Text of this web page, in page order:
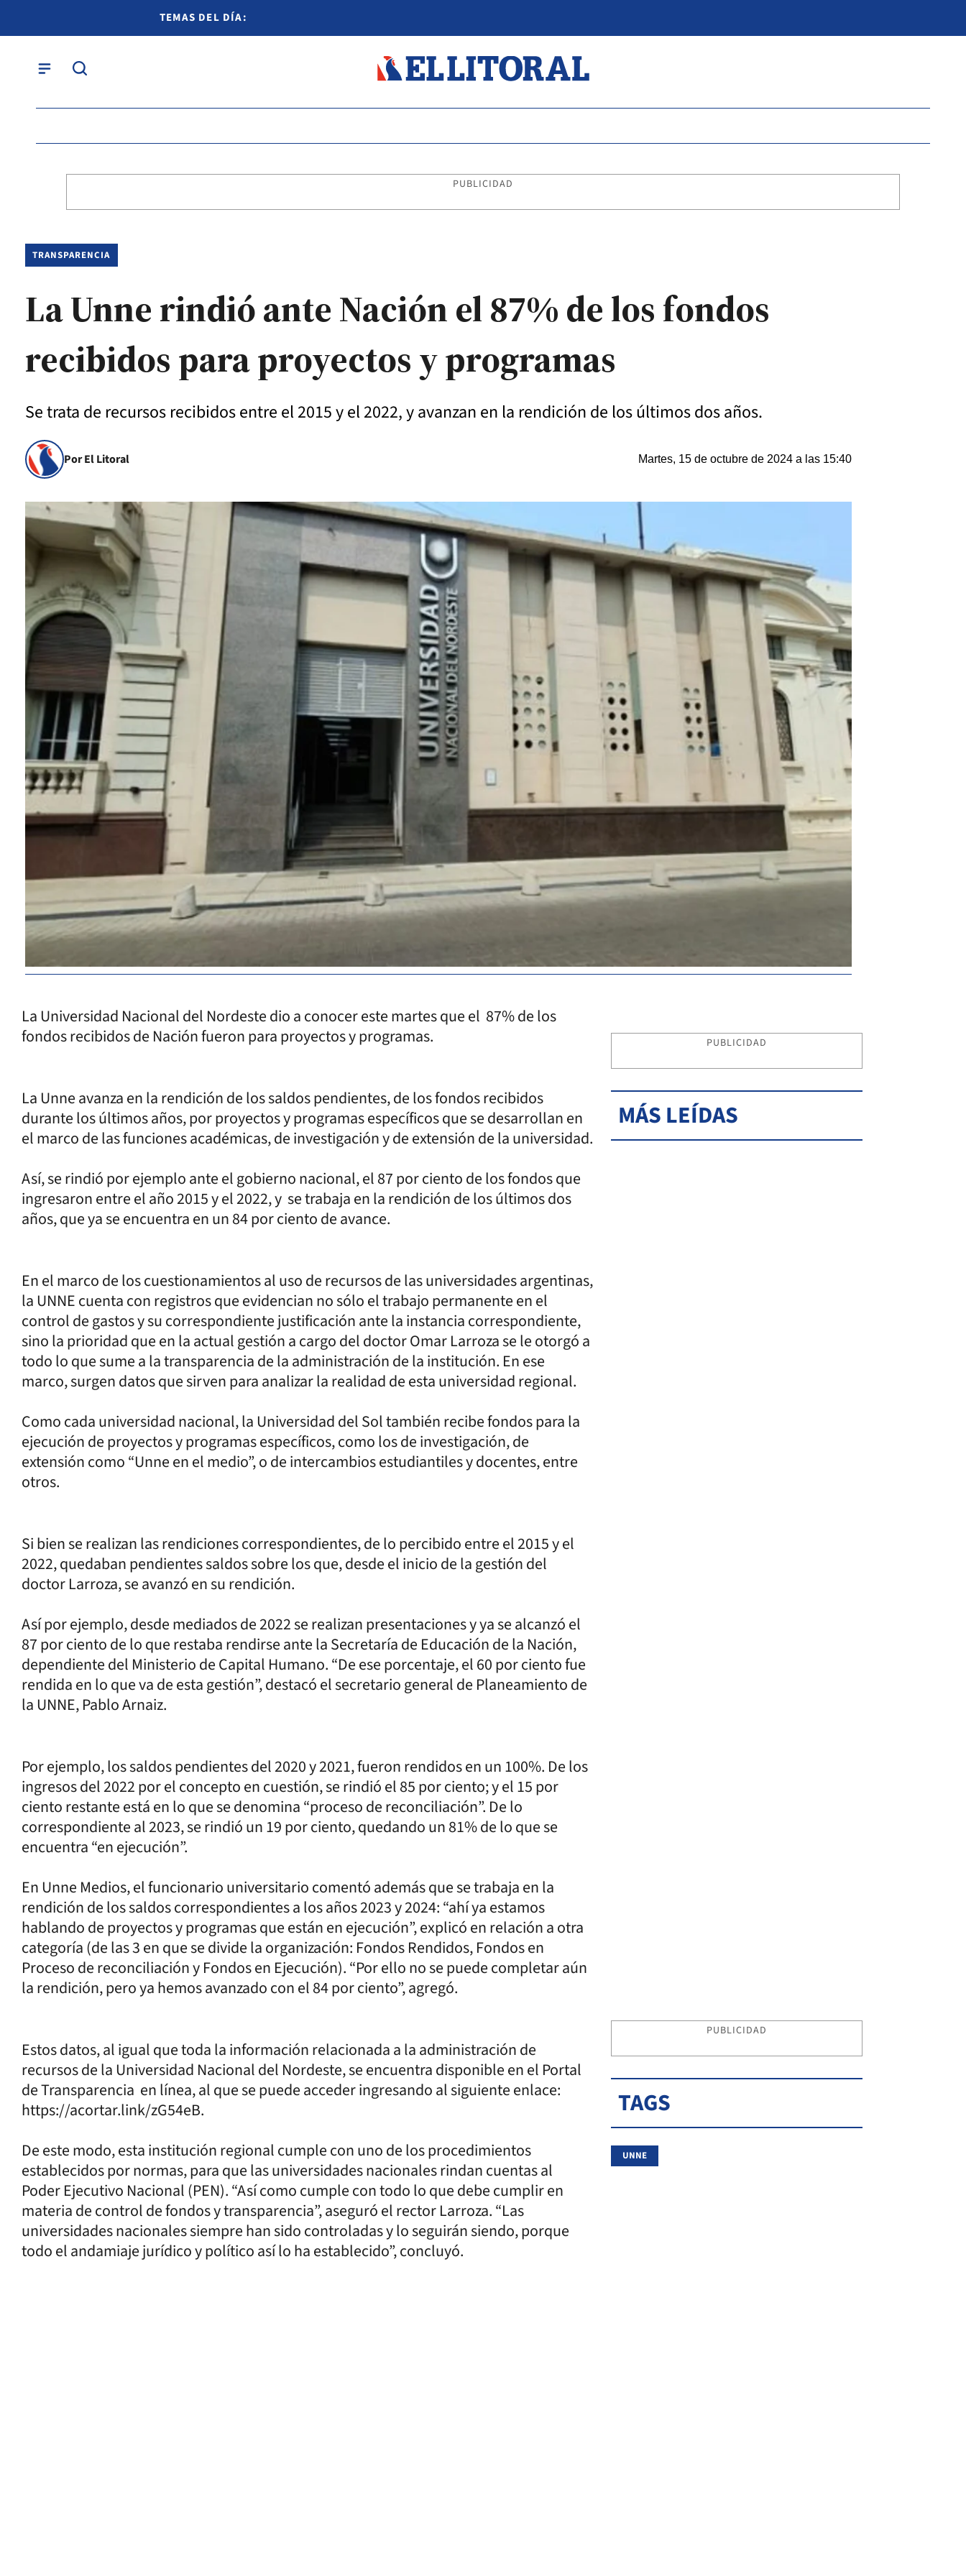
TEMAS DEL DÍA:
PUBLICIDAD
TRANSPARENCIA
La Unne rindió ante Nación el 87% de los fondos
recibidos para proyectos y programas
Se trata de recursos recibidos entre el 2015 y el 2022, y avanzan en la rendición de los últimos dos años.
Por El Litoral Martes, 15 de octubre de 2024 a las 15:40
La Universidad Nacional del Nordeste dio a conocer este martes que el 87% de los
fondos recibidos de Nación fueron para proyectos y programas.
La Unne avanza en la rendición de los saldos pendientes, de los fondos recibidos
durante los últimos años, por proyectos y programas específicos que se desarrollan en
el marco de las funciones académicas, de investigación y de extensión de la universidad.
Así, se rindió por ejemplo ante el gobierno nacional, el 87 por ciento de los fondos que
ingresaron entre el año 2015 y el 2022, y se trabaja en la rendición de los últimos dos
años, que ya se encuentra en un 84 por ciento de avance.
En el marco de los cuestionamientos al uso de recursos de las universidades argentinas,
la UNNE cuenta con registros que evidencian no sólo el trabajo permanente en el
control de gastos y su correspondiente justificación ante la instancia correspondiente,
sino la prioridad que en la actual gestión a cargo del doctor Omar Larroza se le otorgó a
todo lo que sume a la transparencia de la administración de la institución. En ese
marco, surgen datos que sirven para analizar la realidad de esta universidad regional.
Como cada universidad nacional, la Universidad del Sol también recibe fondos para la
ejecución de proyectos y programas específicos, como los de investigación, de
extensión como “Unne en el medio”, o de intercambios estudiantiles y docentes, entre
otros.
Si bien se realizan las rendiciones correspondientes, de lo percibido entre el 2015 y el
2022, quedaban pendientes saldos sobre los que, desde el inicio de la gestión del
doctor Larroza, se avanzó en su rendición.
Así por ejemplo, desde mediados de 2022 se realizan presentaciones y ya se alcanzó el
87 por ciento de lo que restaba rendirse ante la Secretaría de Educación de la Nación,
dependiente del Ministerio de Capital Humano. “De ese porcentaje, el 60 por ciento fue
rendida en lo que va de esta gestión”, destacó el secretario general de Planeamiento de
la UNNE, Pablo Arnaiz.
Por ejemplo, los saldos pendientes del 2020 y 2021, fueron rendidos en un 100%. De los
ingresos del 2022 por el concepto en cuestión, se rindió el 85 por ciento; y el 15 por
ciento restante está en lo que se denomina “proceso de reconciliación”. De lo
correspondiente al 2023, se rindió un 19 por ciento, quedando un 81% de lo que se
encuentra “en ejecución”.
En Unne Medios, el funcionario universitario comentó además que se trabaja en la
rendición de los saldos correspondientes a los años 2023 y 2024: “ahí ya estamos
hablando de proyectos y programas que están en ejecución”, explicó en relación a otra
categoría (de las 3 en que se divide la organización: Fondos Rendidos, Fondos en
Proceso de reconciliación y Fondos en Ejecución). “Por ello no se puede completar aún
la rendición, pero ya hemos avanzado con el 84 por ciento”, agregó.
Estos datos, al igual que toda la información relacionada a la administración de
recursos de la Universidad Nacional del Nordeste, se encuentra disponible en el Portal
de Transparencia en línea, al que se puede acceder ingresando al siguiente enlace:
https://acortar.link/zG54eB.
De este modo, esta institución regional cumple con uno de los procedimientos
establecidos por normas, para que las universidades nacionales rindan cuentas al
Poder Ejecutivo Nacional (PEN). “Así como cumple con todo lo que debe cumplir en
materia de control de fondos y transparencia”, aseguró el rector Larroza. “Las
universidades nacionales siempre han sido controladas y lo seguirán siendo, porque
todo el andamiaje jurídico y político así lo ha establecido”, concluyó.
PUBLICIDAD
MÁS LEÍDAS
PUBLICIDAD
TAGS
UNNE